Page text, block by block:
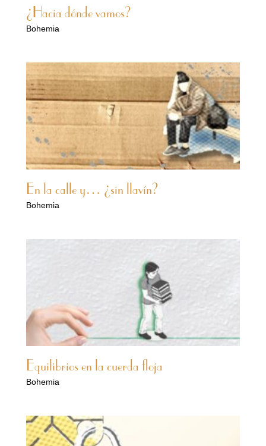
¿Hacia dónde vamos?
Bohemia
En la calle y… ¿sin llavín?
Bohemia
Equilibrios en la cuerda floja
Bohemia